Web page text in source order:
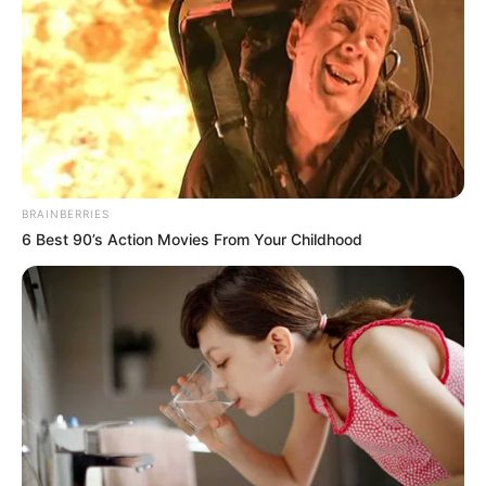
BRAINBERRIES
6 Best 90’s Action Movies From Your Childhood